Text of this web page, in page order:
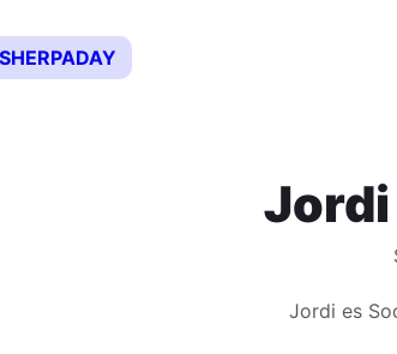
Jordi
Jordi es